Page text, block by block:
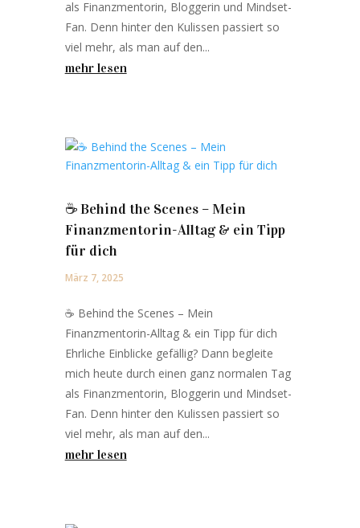
als Finanzmentorin, Bloggerin und Mindset-
Fan. Denn hinter den Kulissen passiert so
viel mehr, als man auf den...
mehr lesen
☕️ Behind the Scenes – Mein
Finanzmentorin-Alltag & ein Tipp
für dich
März 7, 2025
☕️ Behind the Scenes – Mein
Finanzmentorin-Alltag & ein Tipp für dich
Ehrliche Einblicke gefällig? Dann begleite
mich heute durch einen ganz normalen Tag
als Finanzmentorin, Bloggerin und Mindset-
Fan. Denn hinter den Kulissen passiert so
viel mehr, als man auf den...
mehr lesen